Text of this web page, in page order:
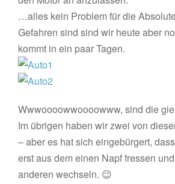
…alles kein Problem für die
Gefahren sind sind wir heute aber
kommt in ein paar Tagen.
Wwwoooowwoooowww, sind die
Im übrigen haben wir zwei von
– aber es hat sich eingebürgert,
erst aus dem einen Napf fressen
anderen wechseln. 😉